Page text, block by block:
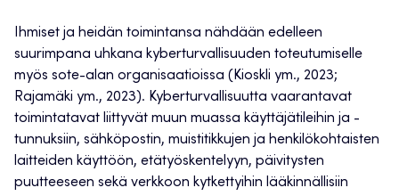
Ihmiset ja heidän toimintansa nähdään edelleen
suurimpana uhkana kyberturvallisuuden toteutumiselle
myös sote-alan organisaatioissa (Kioskli ym., 2023;
Rajamäki ym., 2023). Kyberturvallisuutta vaarantavat
toimintatavat liittyvät muun muassa käyttäjätileihin ja -
tunnuksiin, sähköpostin, muistitikkujen ja henkilökohtaisten
laitteiden käyttöön, etätyöskentelyyn, päivitysten
puutteeseen sekä verkkoon kytkettyihin lääkinnällisiin